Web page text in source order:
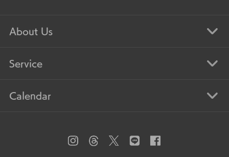
About Us
Service
Calendar